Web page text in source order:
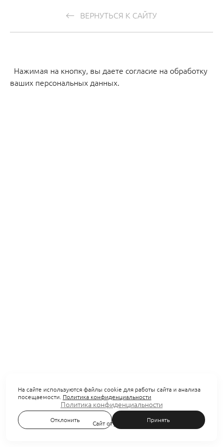
ВЕРНУТЬСЯ К САЙТУ
Нажимая на кнопку, вы даете согласие на обработку
ваших персональных данных.
Политика конфиденциальности
Сайт от
На сайте используются файлы cookie для работы сайта и анализа
посещаемости. Политика конфиденциальности
Отклонить Принять